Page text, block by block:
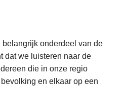
onderdeel van de
dat we luisteren naar de
die in onze regio
en elkaar op een